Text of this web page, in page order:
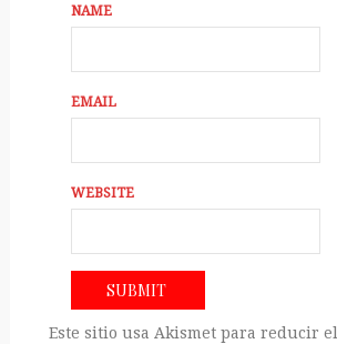
NAME
EMAIL
WEBSITE
Este sitio usa Akismet para reducir